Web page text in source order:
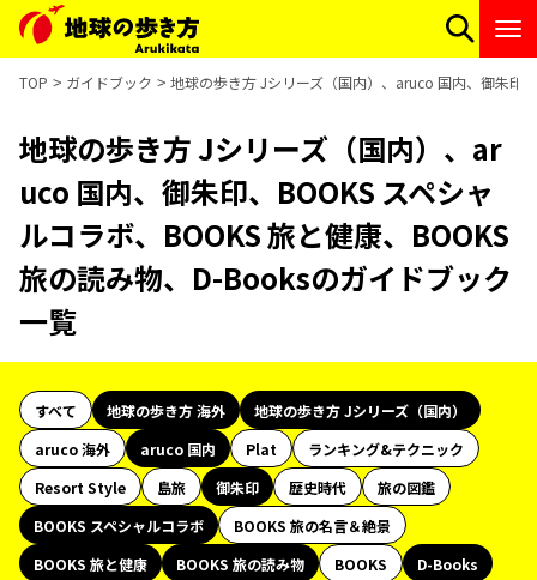
TOP ガイドブック 地球の歩き方 Jシリーズ（国内）、aruco 国内、御朱印
地球の歩き方 Jシリーズ（国内）、ar
uco 国内、御朱印、BOOKS スペシャ
ルコラボ、BOOKS 旅と健康、BOOKS
旅の読み物、D-Booksのガイドブック
一覧
すべて 地球の歩き方 海外
地球の歩き方 Jシリーズ（国内）
aruco 海外
aruco 国内 Plat
ランキング&テクニック
Resort Style
島旅 御朱印 歴史時代
旅の図鑑
BOOKS スペシャルコラボ
BOOKS 旅の名言＆絶景
BOOKS 旅と健康
BOOKS 旅の読み物 BOOKS
D-Books